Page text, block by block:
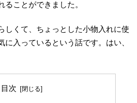
ることができました。
しくて、ちょっとした小物入れに使
に入っているという話です。はい、
目次